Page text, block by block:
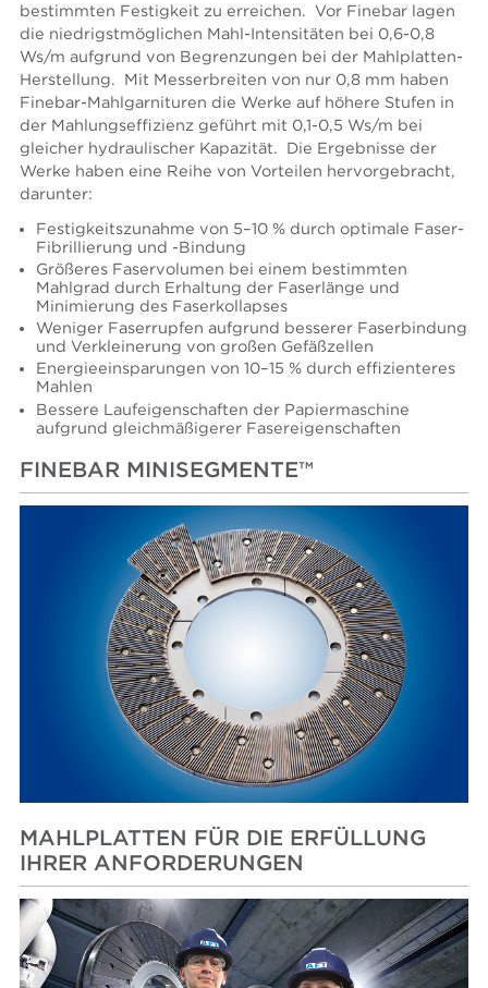
bestimmten Festigkeit zu erreichen. Vor Finebar lagen
die niedrigstmöglichen Mahl-Intensitäten bei 0,6-0,8
Ws/m aufgrund von Begrenzungen bei der Mahlplatten-
Herstellung. Mit Messerbreiten von nur 0,8 mm haben
Finebar-Mahlgarnituren die Werke auf höhere Stufen in
der Mahlungseffizienz geführt mit 0,1-0,5 Ws/m bei
gleicher hydraulischer Kapazität. Die Ergebnisse der
Werke haben eine Reihe von Vorteilen hervorgebracht,
darunter:
Festigkeitszunahme von 5–10 % durch optimale Faser-
Fibrillierung und -Bindung
Größeres Faservolumen bei einem bestimmten
Mahlgrad durch Erhaltung der Faserlänge und
Minimierung des Faserkollapses
Weniger Faserrupfen aufgrund besserer Faserbindung
und Verkleinerung von großen Gefäßzellen
Energieeinsparungen von 10–15 % durch effizienteres
Mahlen
Bessere Laufeigenschaften der Papiermaschine
aufgrund gleichmäßigerer Fasereigenschaften
FINEBAR MINISEGMENTE™
MAHLPLATTEN FÜR DIE ERFÜLLUNG
IHRER ANFORDERUNGEN